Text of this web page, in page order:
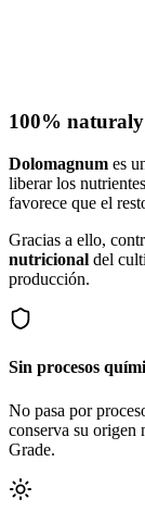
100% natural
Dolomagnum es
liberar los
favorece que el
Gracias a ello,
nutricional del
producción.
Sin procesos
No pasa por
conserva su
Grade.